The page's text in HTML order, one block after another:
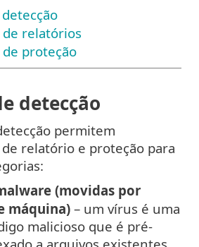
relatórios
proteção
detecção
permitem
relatório e proteção para
(movidas por
máquina)– um vírus é uma
malicioso que é pré-